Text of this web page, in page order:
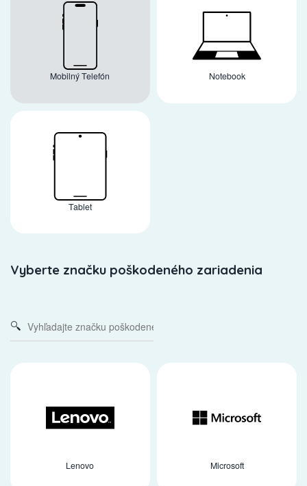
Mobilný Telefón Notebook
Tablet
Vyberte značku poškodeného zariadenia
Lenovo Microsoft